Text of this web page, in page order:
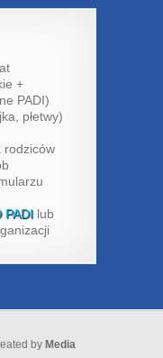
+
PADI)
płetwy)
rodziców
PADI lub
by Media